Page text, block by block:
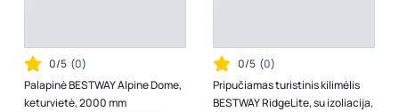
0/5 (0)
Palapinė BESTWAY Alpine Dome,
keturvietė, 2000 mm
0/5 (0)
Pripučiamas turistinis kilimėlis
BESTWAY RidgeLite, su izoliacija,